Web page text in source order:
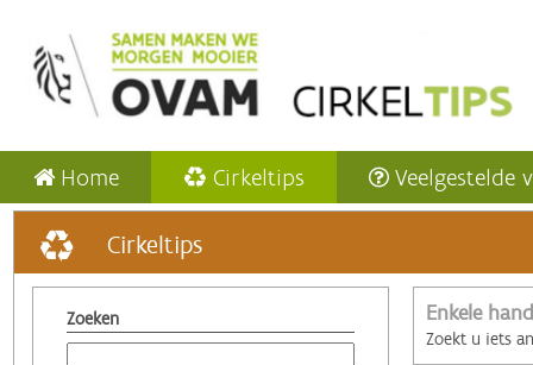
Home Cirkeltips Veelgestelde
Cirkeltips
Zoeken Enkele
Zoekt u iets